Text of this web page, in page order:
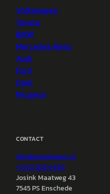
Volkswagen
Toyota
BMW
Mercedes-Benz
Audi
Ford
Opel
Peugeot
CONTACT
info@autokopen.nl
+31 53 208 4490
Josink Maatweg 43
7545 PS Enschede